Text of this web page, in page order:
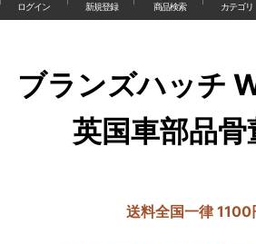
ログイン 新規登録 商品検索 カテゴリ
ブランズハッチ
英国車部品骨
送料全国一律 1100